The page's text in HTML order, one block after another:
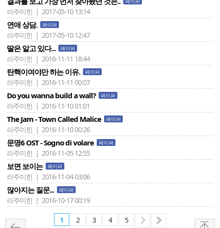
라주미힌 | 2017-05-10 13:14
연애 상담. 페이퍼
라주미힌 | 2017-05-10 12:47
딸은 알고 있다... 페이퍼
라주미힌 | 2016-11-11 18:44
탄핵이여야만 하는 이유. 페이퍼
라주미힌 | 2016-11-11 00:07
Do you wanna build a wall? 페이퍼
라주미힌 | 2016-11-10 01:01
The Jam - Town Called Malice 페이퍼
라주미힌 | 2016-11-10 00:26
문명6 OST - Sogno di volare 페이퍼
라주미힌 | 2016-11-05 12:55
보면 보이는 페이퍼
라주미힌 | 2016-11-04 03:06
많아지는 질문... 페이퍼
라주미힌 | 2016-10-17 00:19
1 2 3 4 5